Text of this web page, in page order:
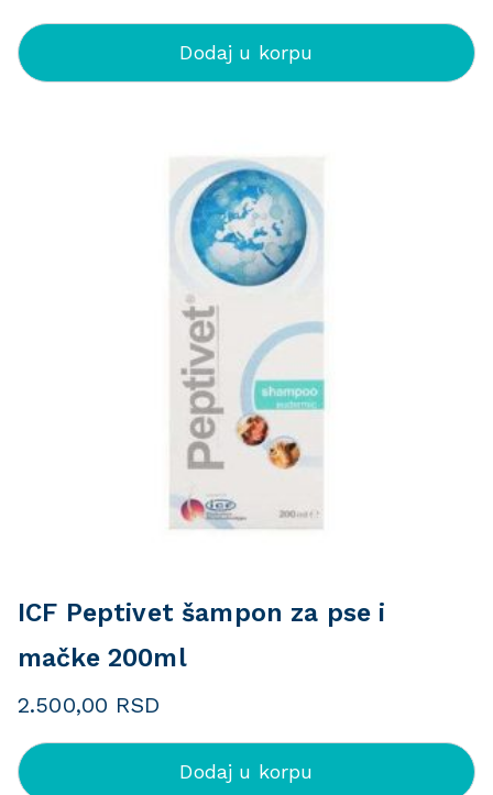
Dodaj u korpu
ICF Peptivet šampon za pse i
mačke 200ml
2.500,00 RSD
Dodaj u korpu